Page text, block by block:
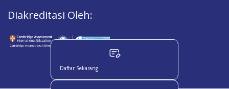
Diakreditasi Oleh:
Daftar Sekarang